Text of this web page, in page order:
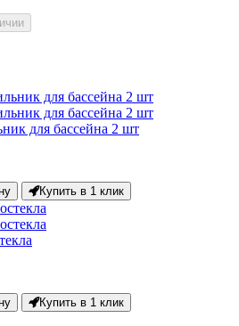
для бассейна 2 шт
Купить в 1 клик
Купить в 1 клик